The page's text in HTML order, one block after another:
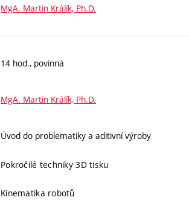
MgA. Martin Králík, Ph.D.
14 hod., povinná
MgA. Martin Králík, Ph.D.
Úvod do problematiky a aditivní výroby
Pokročilé techniky 3D tisku
Kinematika robotů